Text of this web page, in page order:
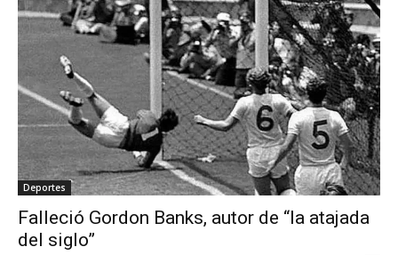
Deportes
Falleció Gordon Banks, autor de “la atajada
del siglo”